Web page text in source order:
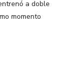
a doble
momento